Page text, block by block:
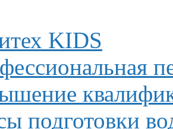
KIDS
подготовки